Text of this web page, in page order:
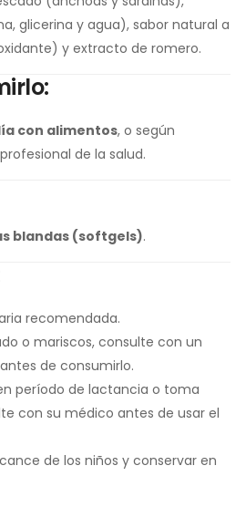
glicerina y agua), sabor natural a
y extracto de romero.
con alimentos, o según
de la salud.
blandas (softgels).
recomendada.
o mariscos, consulte con un
de consumirlo.
período de lactancia o toma
con su médico antes de usar el
de los niños y conservar en